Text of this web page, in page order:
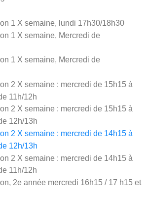
1 X semaine, lundi 17h30/18h30
1 X semaine, Mercredi de
1 X semaine, Mercredi de
2 X semaine : mercredi de 15h15 à
11h/12h
2 X semaine : mercredi de 15h15 à
12h/13h
2 X semaine : mercredi de 14h15 à
12h/13h
2 X semaine : mercredi de 14h15 à
11h/12h
2e année mercredi 16h15 / 17 h15 et